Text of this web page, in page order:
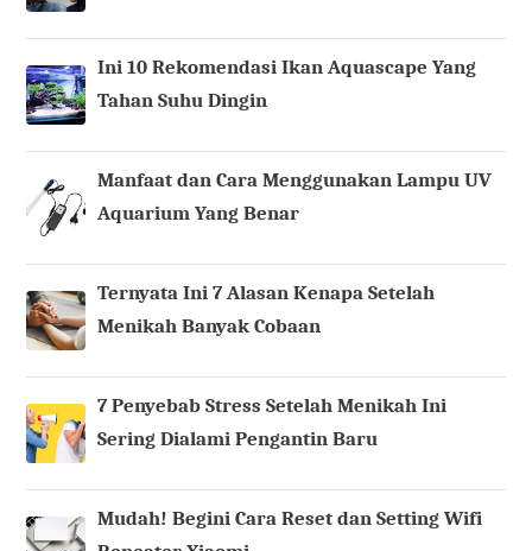
Ini 10 Rekomendasi Ikan Aquascape Yang
Tahan Suhu Dingin
Manfaat dan Cara Menggunakan Lampu UV
Aquarium Yang Benar
Ternyata Ini 7 Alasan Kenapa Setelah
Menikah Banyak Cobaan
7 Penyebab Stress Setelah Menikah Ini
Sering Dialami Pengantin Baru
Mudah! Begini Cara Reset dan Setting Wifi